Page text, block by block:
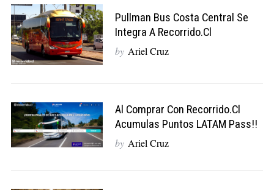
Pullman Bus Costa Central Se
Integra A Recorrido.cl
by Ariel Cruz
Al Comprar Con Recorrido.cl
Acumulas Puntos LATAM Pass!!
by Ariel Cruz